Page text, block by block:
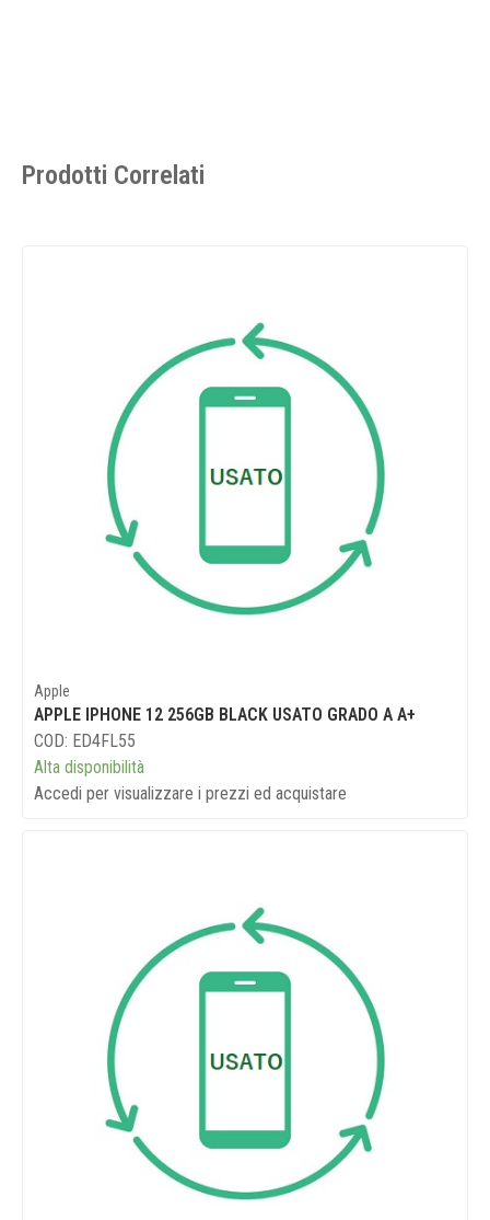
Prodotti Correlati
Apple
APPLE IPHONE 12 256GB BLACK USATO GRADO A A+
COD: ED4FL55
Alta disponibilità
Accedi per visualizzare i prezzi ed acquistare